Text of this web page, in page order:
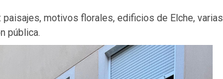
motivos florales, edificios de Elche, varias
pública.